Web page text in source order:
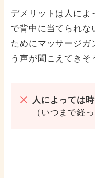
デメリットは人によ
で背中に当てられな
ためにマッサージ
う声が聞こえてきそ
人によっては
（いつまで経